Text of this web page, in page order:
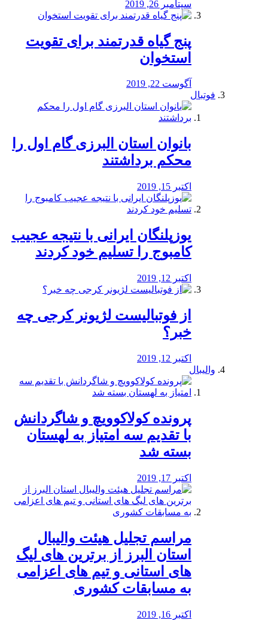
سپتامبر 26, 2019
پنج گیاه قدرتمند برای تقویت
استخوان
آگوست 22, 2019
فوتبال
بانوان استان البرزی گام اول را
محكم برداشتند
اکتبر 15, 2019
یوزپلنگان ایرانی با نتیجه عجیب
کامبوج را تسلیم خود کردند
اکتبر 12, 2019
از فوتبالیست لژیونر کرجی چه
خبر؟
اکتبر 12, 2019
والیبال
پرونده کولاکوویچ و شاگردانش
با تقدیم سه امتیاز به لهستان
بسته شد
اکتبر 17, 2019
مراسم تجلیل هیئت والیبال
استان البرز از برترین های لیگ
های استانی و تیم های اعزامی
به مسابقات کشوری
اکتبر 16, 2019